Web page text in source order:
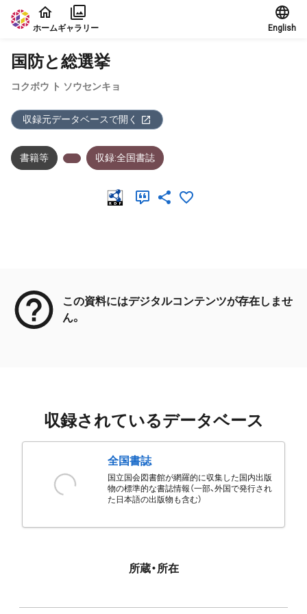
本文に飛ぶ
ホームギャラリー English
国防と総選挙
コクボウ ト ソウセンキョ
収録元データベースで開く
書籍等 収録:全国書誌
この資料にはデジタルコンテンツが存在しませ
ん。
収録されているデータベース
全国書誌
国立国会図書館が網羅的に収集した国内出版
物の標準的な書誌情報（一部、外国で発行され
た日本語の出版物も含む）
所蔵・所在